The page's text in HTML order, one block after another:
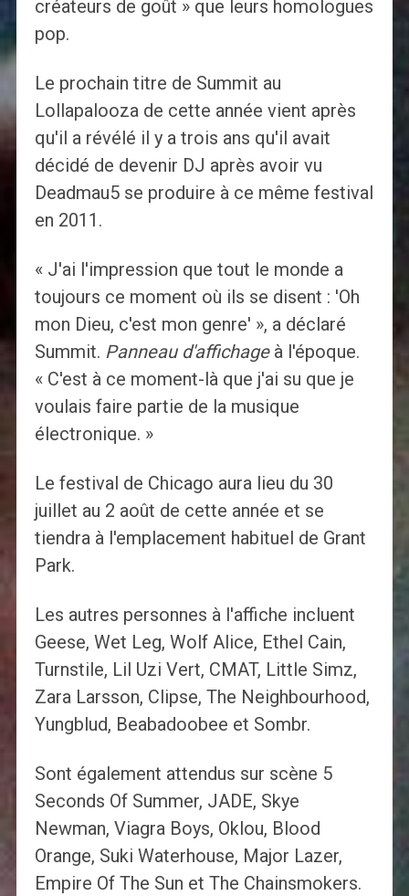
créateurs de goût » que leurs homologues
pop.
Le prochain titre de Summit au
Lollapalooza de cette année vient après
qu'il a révélé il y a trois ans qu'il avait
décidé de devenir DJ après avoir vu
Deadmau5 se produire à ce même festival
en 2011.
« J'ai l'impression que tout le monde a
toujours ce moment où ils se disent : 'Oh
mon Dieu, c'est mon genre' », a déclaré
Summit. Panneau d'affichageà l'époque.
« C'est à ce moment-là que j'ai su que je
voulais faire partie de la musique
électronique. »
Le festival de Chicago aura lieu du 30
juillet au 2 août de cette année et se
tiendra à l'emplacement habituel de Grant
Park.
Les autres personnes à l'affiche incluent
Geese, Wet Leg, Wolf Alice, Ethel Cain,
Turnstile, Lil Uzi Vert, CMAT, Little Simz,
Zara Larsson, Clipse, The Neighbourhood,
Yungblud, Beabadoobee et Sombr.
Sont également attendus sur scène 5
Seconds Of Summer, JADE, Skye
Newman, Viagra Boys, Oklou, Blood
Orange, Suki Waterhouse, Major Lazer,
Empire Of The Sun et The Chainsmokers.